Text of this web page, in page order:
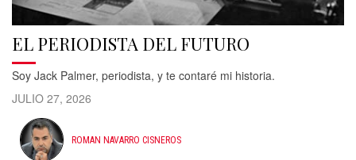
EL PERIODISTA DEL FUTURO
Soy Jack Palmer, periodista, y te contaré mi historia.
JULIO 27, 2026
ROMAN NAVARRO CISNEROS